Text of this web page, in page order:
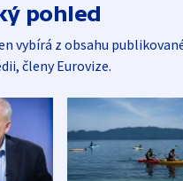
pohled
vybírá z obsahu
členy Eurovize.